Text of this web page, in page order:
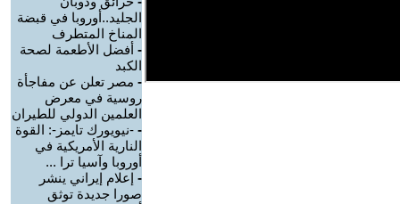
الجليد..أوروبا في قبضة
المناخ المتطرف
- أفضل الأطعمة لصحة
الكبد
- مصر تعلن عن مفاجأة
روسية في معرض
العلمين الدولي للطيران
- -نيويورك تايمز-: القوة
النارية الأمريكية في
أوروبا وآسيا ترا ...
- إعلام إيراني ينشر
صورا جديدة توثق